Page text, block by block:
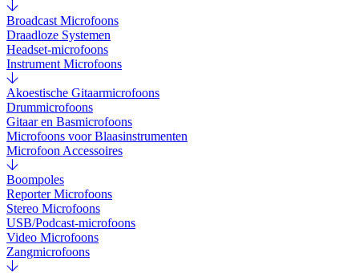
Broadcast Microfoons
Draadloze Systemen
Headset-microfoons
Instrument Microfoons
Akoestische Gitaarmicrofoons
Drummicrofoons
Gitaar en Basmicrofoons
Microfoons voor Blaasinstrumenten
Microfoon Accessoires
Boompoles
Reporter Microfoons
Stereo Microfoons
USB/Podcast-microfoons
Video Microfoons
Zangmicrofoons